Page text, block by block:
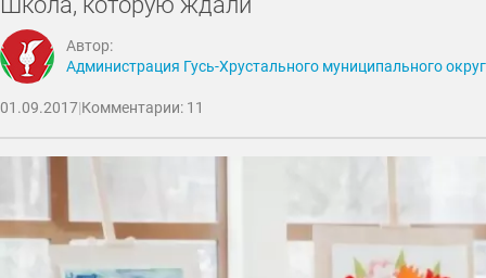
Автор:
Администрация Гусь-Хрустального муниципального
01.09.2017|Комментарии: 11